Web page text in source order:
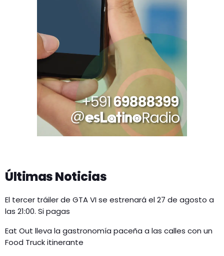
Últimas Noticias
El tercer tráiler de GTA VI se estrenará el 27 de agosto a
las 21:00. Si pagas
Eat Out lleva la gastronomía paceña a las calles con un
Food Truck itinerante